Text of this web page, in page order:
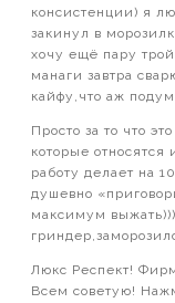
консистенции) я
закинул в
хочу ещё пару
манаги завтра
кайфу,что аж
Просто за то что
которые
работу делает на
душевно
максимум
Люкс Респект!
Всем советую!